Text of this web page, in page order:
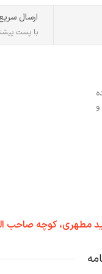
ارسال
با پست
مطهری، کوچه صاحب